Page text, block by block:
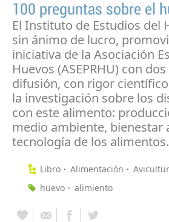
100 preguntas sobre el
El Instituto de Estudios del
sin ánimo de lucro,
iniciativa de la Asociación
Huevos (ASEPRHU) con
difusión, con rigor
la investigación sobre los
con este alimento:
medio ambiente, bienestar
tecnología de los alimentos.
Libro Alimentación
huevo
alimiento